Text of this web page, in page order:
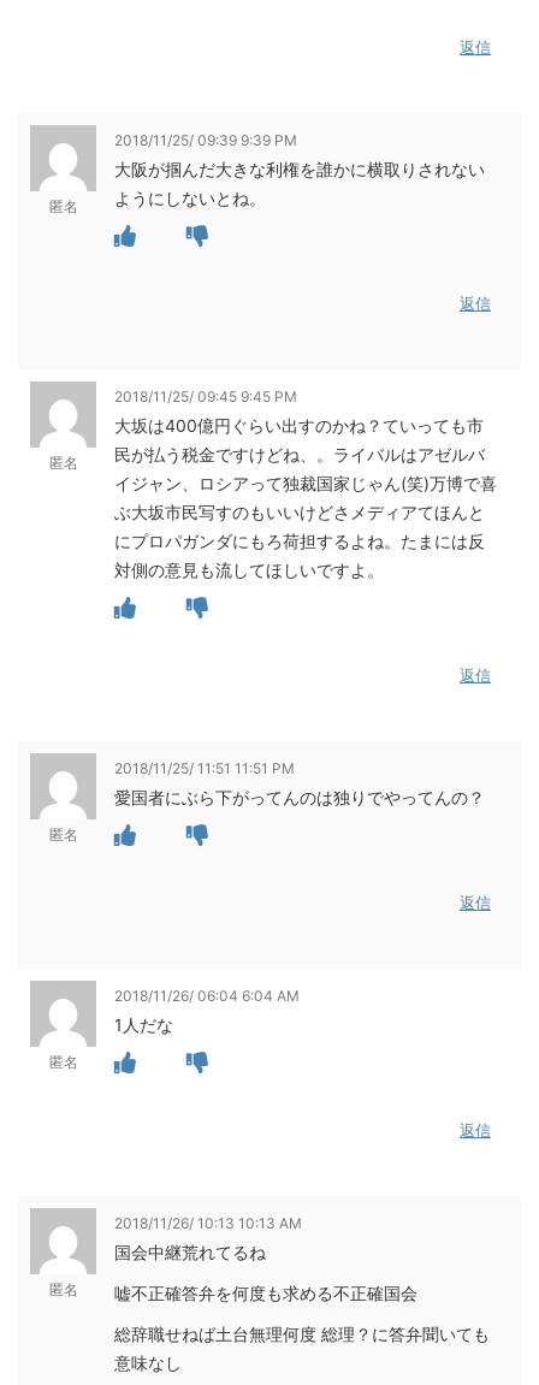
返信
匿名
2018/11/25/ 09:39 9:39 PM
大阪が掴んだ大きな利権を誰かに横取りされない
ようにしないとね。
返信
匿名
2018/11/25/ 09:45 9:45 PM
大坂は400億円ぐらい出すのかね？ていっても市
民が払う税金ですけどね、。ライバルはアゼルバ
イジャン、ロシアって独裁国家じゃん(笑)万博で喜
ぶ大坂市民写すのもいいけどさメディアてほんと
にプロパガンダにもろ荷担するよね。たまには反
対側の意見も流してほしいですよ。
返信
匿名
2018/11/25/ 11:51 11:51 PM
愛国者にぶら下がってんのは独りでやってんの？
返信
匿名
2018/11/26/ 06:04 6:04 AM
1人だな
返信
匿名
2018/11/26/ 10:13 10:13 AM
国会中継荒れてるね
嘘不正確答弁を何度も求める不正確国会
総辞職せねば土台無理何度 総理？に答弁聞いても
意味なし